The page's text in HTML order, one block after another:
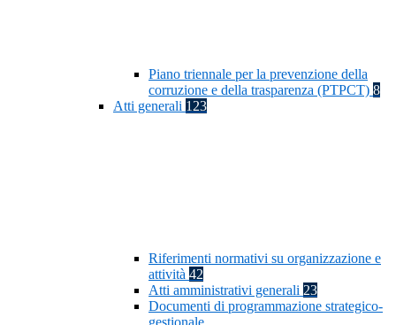
Piano triennale per la prevenzione della
corruzione e della trasparenza (PTPCT) 8
Atti generali 123
Riferimenti normativi su organizzazione e
attività 42
Atti amministrativi generali 23
Documenti di programmazione strategico-